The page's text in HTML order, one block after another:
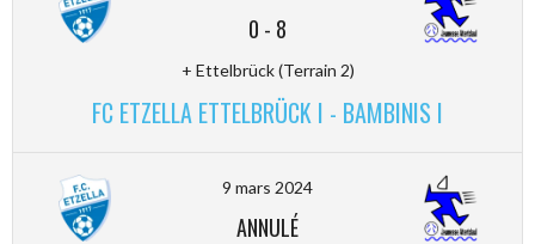
0 - 8
+ Ettelbrück (Terrain 2)
FC ETZELLA ETTELBRÜCK I - BAMBINIS I
9 mars 2024
ANNULÉ